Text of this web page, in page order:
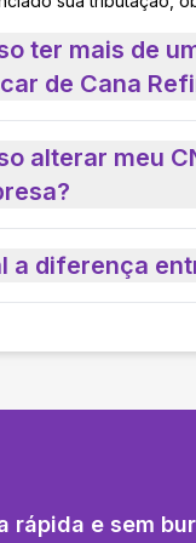
ter mais de
de Cana
alterar meu
a diferença
rápida e sem